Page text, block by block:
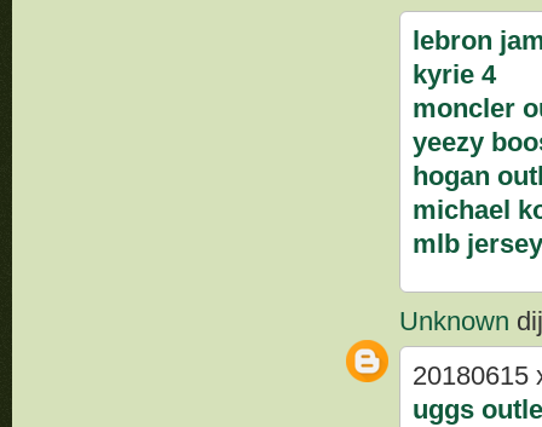
lebron
kyrie 4
moncler
yeezy
hogan
michael
mlb
Unknown
20180615
uggs